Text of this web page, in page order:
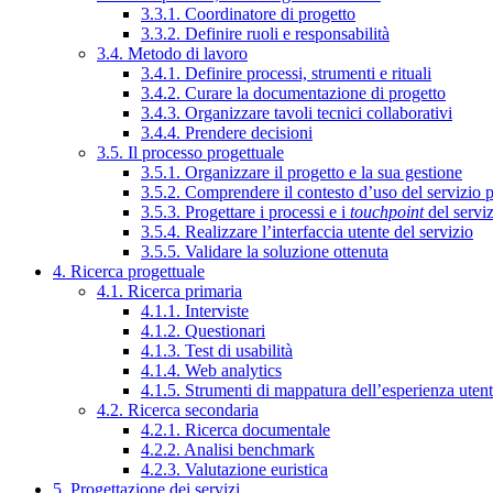
3.3.1. Coordinatore di progetto
3.3.2. Definire ruoli e responsabilità
3.4. Metodo di lavoro
3.4.1. Definire processi, strumenti e rituali
3.4.2. Curare la documentazione di progetto
3.4.3. Organizzare tavoli tecnici collaborativi
3.4.4. Prendere decisioni
3.5. Il processo progettuale
3.5.1. Organizzare il progetto e la sua gestione
3.5.2. Comprendere il contesto d’uso del servizio
3.5.3. Progettare i processi e i touchpointdel
3.5.4. Realizzare l’interfaccia utente del servizio
3.5.5. Validare la soluzione ottenuta
4. Ricerca progettuale
4.1. Ricerca primaria
4.1.1. Interviste
4.1.2. Questionari
4.1.3. Test di usabilità
4.1.4. Web analytics
4.1.5. Strumenti di mappatura dell’esperienza
4.2. Ricerca secondaria
4.2.1. Ricerca documentale
4.2.2. Analisi benchmark
4.2.3. Valutazione euristica
5. Progettazione dei servizi